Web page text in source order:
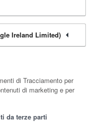
Ireland Limited)
di Tracciamento per
di marketing e per
da terze parti